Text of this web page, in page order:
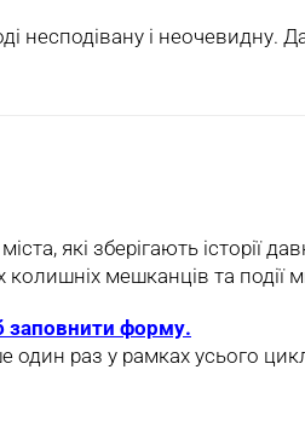
несподівану і неочевидну.
які зберігають історії
колишніх мешканців та події
заповнити форму.
раз у рамках усього